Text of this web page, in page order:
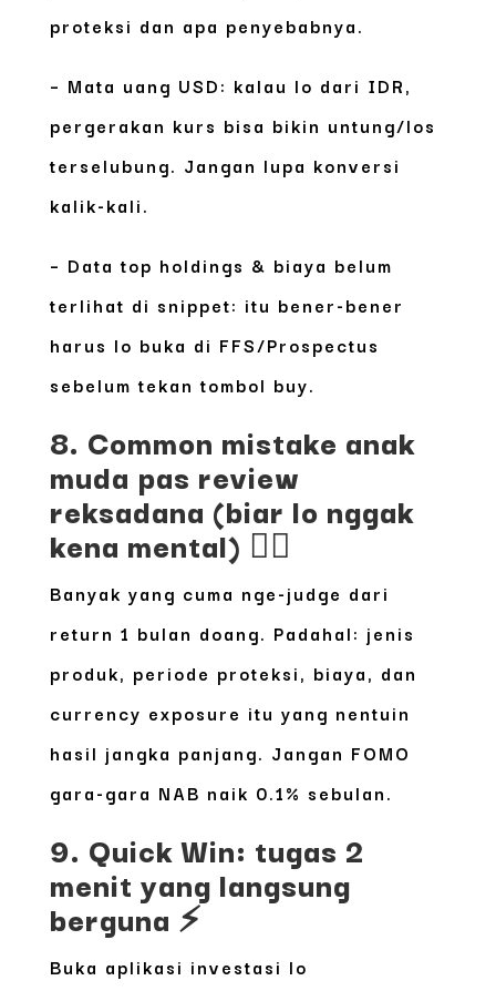
proteksi dan apa penyebabnya.
– Mata uang USD: kalau lo dari IDR,
pergerakan kurs bisa bikin untung/los
terselubung. Jangan lupa konversi
kalik-kali.
– Data top holdings & biaya belum
terlihat di snippet: itu bener-bener
harus lo buka di FFS/Prospectus
sebelum tekan tombol buy.
8. Common mistake anak
muda pas review
reksadana (biar lo nggak
kena mental) 🤦‍♂️
Banyak yang cuma nge-judge dari
return 1 bulan doang. Padahal: jenis
produk, periode proteksi, biaya, dan
currency exposure itu yang nentuin
hasil jangka panjang. Jangan FOMO
gara-gara NAB naik 0.1% sebulan.
9. Quick Win: tugas 2
menit yang langsung
berguna ⚡
Buka aplikasi investasi lo